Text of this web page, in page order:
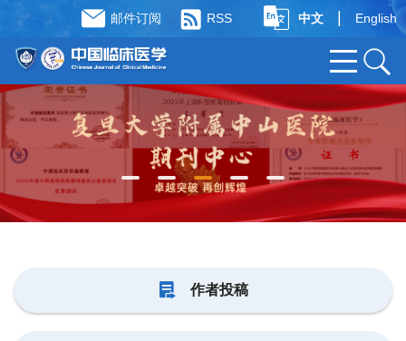
邮件订阅 RSS 中文 | English
作者投稿